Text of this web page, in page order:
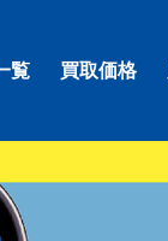
覧 買取価格